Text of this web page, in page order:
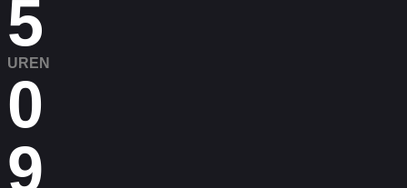
5
UREN
0
9